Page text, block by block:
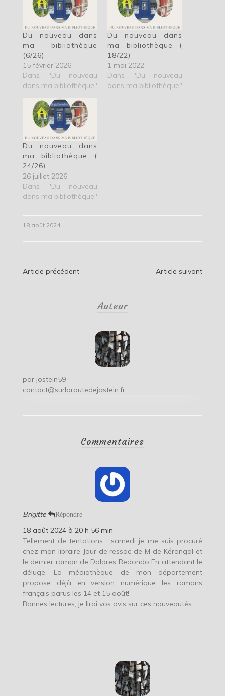
Du nouveau dans
ma bibliothèque
(6/26)
15 février 2026
Dans "Du nouveau
dans ma bibliothèque"
Du nouveau dans
ma bibliothèque (
18/22)
1 mai 2022
Dans "Du nouveau
dans ma bibliothèque"
Du nouveau dans
ma bibliothèque (
24/26)
26 juillet 2026
Dans "Du nouveau
dans ma bibliothèque"
18 août 2024
Navigation
Article précédent Article suivant
Auteur
par jostein59
contact@surlaroutedejostein.fr
Commentaires
Brigitte Répondre
18 août 2024 à 20 h 56 min
Tellement de tentations… samedi je me suis procuré
chez mon libraire Jour de ressac de M de Kérangal et
le dernier roman de Dolores Redondo En attendant le
déluge. La médiathèque de mon département
propose déjà en version numérique les romans
français parus les 14 et 15 août!
Bonnes lectures, je lirai vos avis sur ces nouveautés.